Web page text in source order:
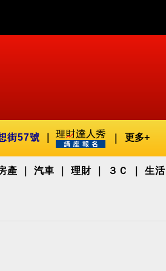
街57號 更多+
產 汽車 理財 ３Ｃ 生活